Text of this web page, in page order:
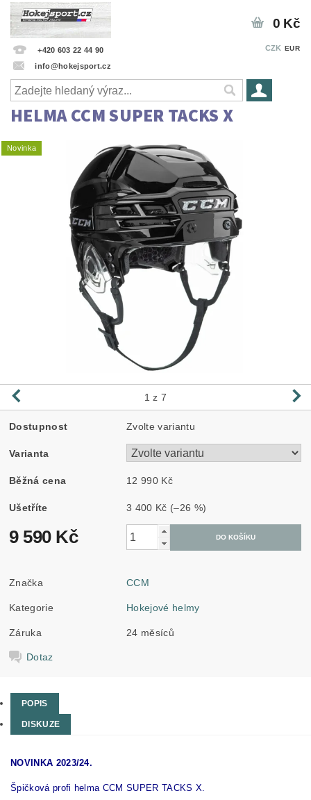
+420 603 22 44 90
info@hokejsport.cz
CZK EUR
0 Kč
HELMA CCM SUPER TACKS X
Novinka
1 z 7
Dostupnost Zvolte variantu
Varianta
Běžná cena 12 990 Kč
Ušetříte 3 400 Kč (–26 %)
9 590 Kč
Značka CCM
Kategorie Hokejové helmy
Záruka 24 měsíců
Dotaz
POPIS
DISKUZE
NOVINKA 2023/24.
Špičková profi helma CCM SUPER TACKS X.